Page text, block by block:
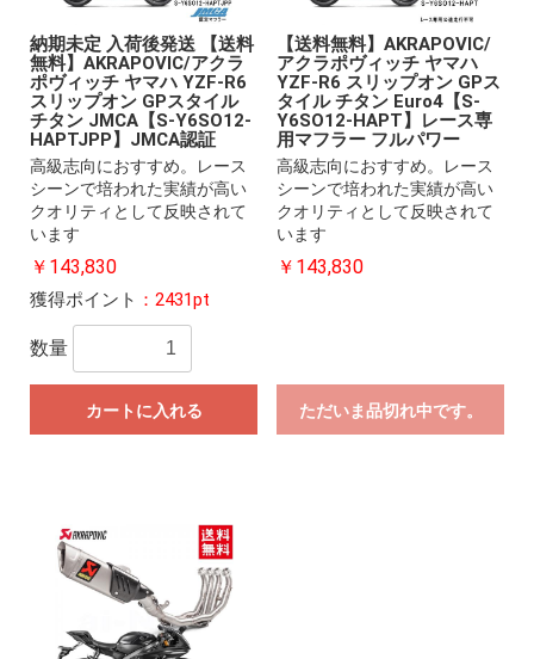
納期未定 入荷後発送 【送料
無料】AKRAPOVIC/アクラ
ポヴィッチ ヤマハ YZF-R6
スリップオン GPスタイル
チタン JMCA【S-Y6SO12-
HAPTJPP】JMCA認証
高級志向におすすめ。レース
シーンで培われた実績が高い
クオリティとして反映されて
います
￥143,830
獲得ポイント ：2431pt
数量
カートに入れる
【送料無料】AKRAPOVIC/
アクラポヴィッチ ヤマハ
YZF-R6 スリップオン GPス
タイル チタン Euro4【S-
Y6SO12-HAPT】レース専
用マフラー フルパワー
高級志向におすすめ。レース
シーンで培われた実績が高い
クオリティとして反映されて
います
￥143,830
ただいま品切れ中です。